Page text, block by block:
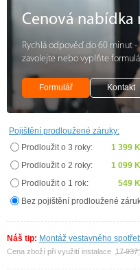
Cenová nabídka
Rychlá odpověď do 60 minut -
zavolejte nebo vyplňte
Formulář Kontakt
Pojištění prodloužené záruky:
Prodloužit o 3 roky:
1 399
Prodloužit o 2 roky:
1 099
Prodloužit o 1 rok:
549
Bez pojištění prodloužené
Náš tip: Montáž vestavného
Cena zboží při využití instalace 17